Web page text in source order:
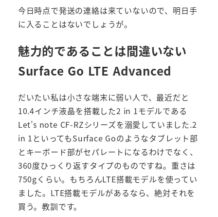
今日時点で発送の連絡は来ていないので、明日手
に入ることはないでしょうが。
魅力的であることは間違いない
Surface Go LTE Advanced
だいたい私は小さな端末に弱い人で、最近だと
10.4インチ液晶を搭載した2 in 1モデルである
Let’s note CF-RZシリーズを溺愛していました.2
in 1といってもSurface Goのようなタブレット部
とキーボード部がセパレートになるわけでなく、
360度ひっくり返すタイプのものですね。重さは
750gくらい。もちろんLTE搭載モデルを使ってい
ました。LTE搭載モデルがあるなら、絶対それを
買う。教訓です。